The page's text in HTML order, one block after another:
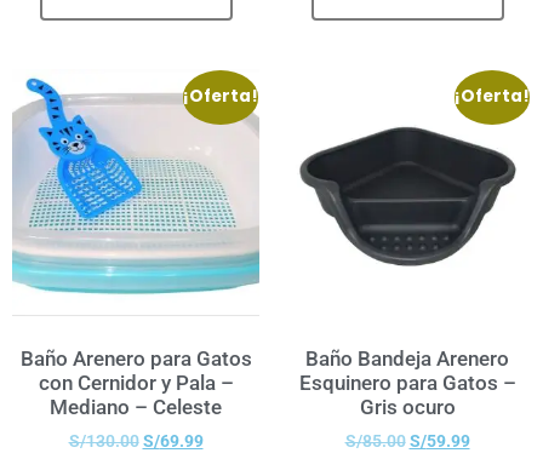
¡Oferta!
Baño Arenero para Gatos
con Cernidor y Pala –
Mediano – Celeste
S/130.00 S/69.99
¡Oferta!
Baño Bandeja Arenero
Esquinero para Gatos –
Gris ocuro
S/85.00 S/59.99